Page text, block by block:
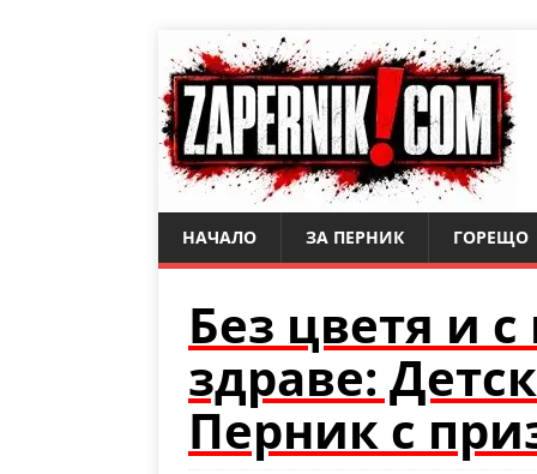
НАЧАЛО ЗА ПЕРНИК ГОРЕЩО
Без цветя и
здраве:
Перник с